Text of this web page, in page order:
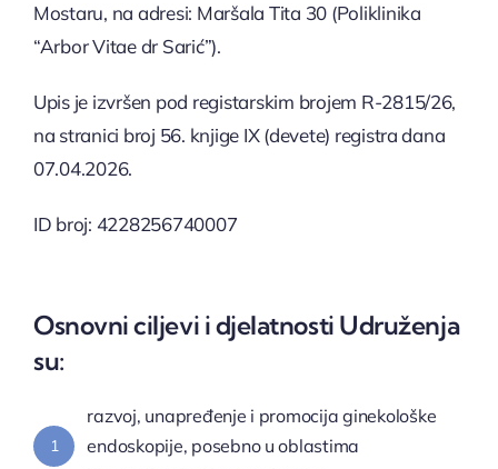
Mostaru, na adresi: Maršala Tita 30 (Poliklinika
“Arbor Vitae dr Sarić”).
Upis je izvršen pod registarskim brojem R-2815/26,
na stranici broj 56. knjige IX (devete) registra dana
07.04.2026.
ID broj: 4228256740007
Osnovni ciljevi i djelatnosti Udruženja
su:
1
razvoj, unapređenje i promocija ginekološke
endoskopije, posebno u oblastima